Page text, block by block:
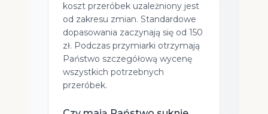
koszt przeróbek uzależniony jest
od zakresu zmian. Standardowe
dopasowania zaczynają się od 150
zł. Podczas przymiarki otrzymają
Państwo szczegółową wycenę
wszystkich potrzebnych
przeróbek.